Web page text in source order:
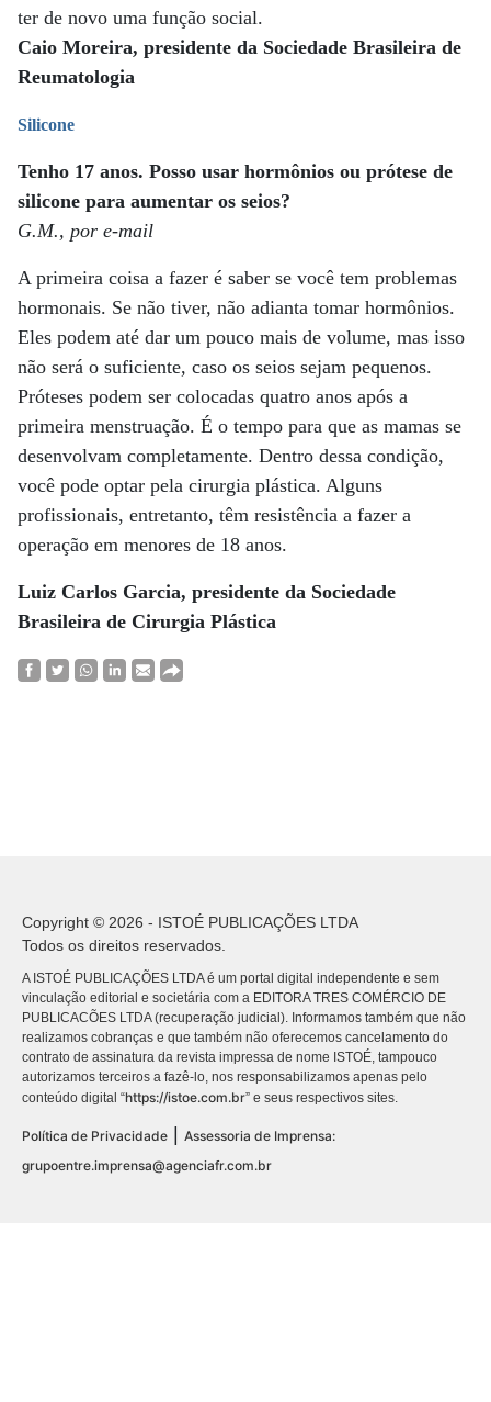
ter de novo uma função social.
Caio Moreira, presidente da Sociedade Brasileira de
Reumatologia
Silicone
Tenho 17 anos. Posso usar hormônios ou prótese de
silicone para aumentar os seios?
G.M., por e-mail
A primeira coisa a fazer é saber se você tem problemas
hormonais. Se não tiver, não adianta tomar hormônios.
Eles podem até dar um pouco mais de volume, mas isso
não será o suficiente, caso os seios sejam pequenos.
Próteses podem ser colocadas quatro anos após a
primeira menstruação. É o tempo para que as mamas se
desenvolvam completamente. Dentro dessa condição,
você pode optar pela cirurgia plástica. Alguns
profissionais, entretanto, têm resistência a fazer a
operação em menores de 18 anos.
Luiz Carlos Garcia, presidente da Sociedade
Brasileira de Cirurgia Plástica
Copyright © 2026 - ISTOÉ PUBLICAÇÕES LTDA
Todos os direitos reservados.
A ISTOÉ PUBLICAÇÕES LTDA é um portal digital independente e sem
vinculação editorial e societária com a EDITORA TRES COMÉRCIO DE
PUBLICACÕES LTDA (recuperação judicial). Informamos também que não
realizamos cobranças e que também não oferecemos cancelamento do
contrato de assinatura da revista impressa de nome ISTOÉ, tampouco
autorizamos terceiros a fazê-lo, nos responsabilizamos apenas pelo
conteúdo digital “https://istoe.com.br” e seus respectivos sites.
Política de Privacidade
Assessoria de Imprensa:
grupoentre.imprensa@agenciafr.com.br